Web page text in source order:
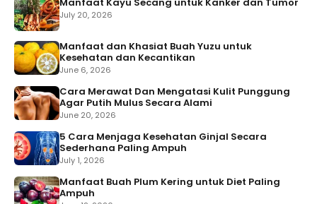
July 20, 2026
Manfaat dan Khasiat Buah Yuzu untuk
Kesehatan dan Kecantikan
June 6, 2026
Cara Merawat Dan Mengatasi Kulit Punggung
Agar Putih Mulus Secara Alami
June 20, 2026
5 Cara Menjaga Kesehatan Ginjal Secara
Sederhana Paling Ampuh
July 1, 2026
Manfaat Buah Plum Kering untuk Diet Paling
Ampuh